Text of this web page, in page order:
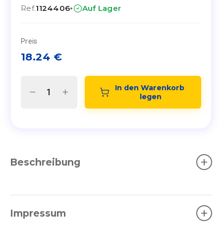
Ref.1124406· Auf Lager
Preis
18.24 €
In den Warenkorb
legen
Beschreibung +
Impressum +